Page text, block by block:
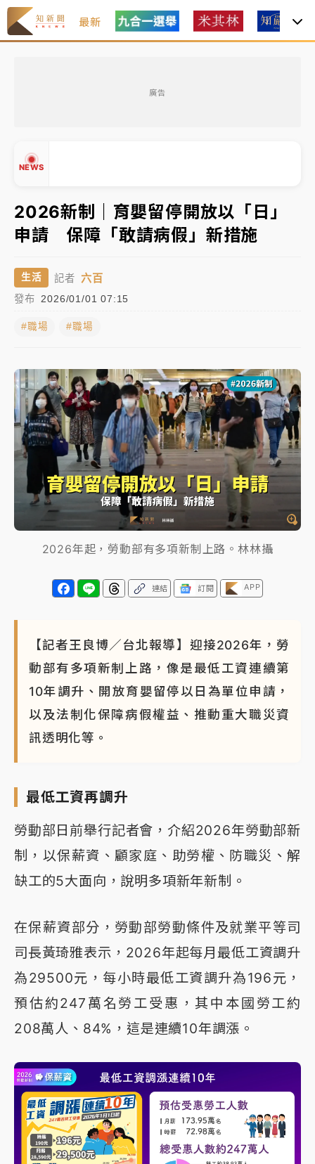
最新
廣告
NEWS
韓股最壞時期已過？大摩估去槓桿完成逾半 波動率降
至2個月低
「白海豚」雨炸新北！通報109件災情 侯友宜揭這類災
損最多
白海豚挾豪雨狂炸新北！時雨量破百毫米 水塔、雨棚
金控第2季海外曝險破31兆創高 日本年增45%居冠
韓股最壞時期已過？大摩估去槓桿完成逾半 波動率降
至2個月低
「白海豚」雨炸新北！通報109件災情 侯友宜揭這類災
損最多
白海豚挾豪雨狂炸新北！時雨量破百毫米 水塔、雨棚
砸落毀車
▲
2026新制｜育嬰留停開放以「日」
申請 保障「敢請病假」新措施
生活 記者 六百
發布 2026/01/01 07:15
#職場 #職場
2026年起，勞動部有多項新制上路。林林攝
連結 訂閱 APP
【記者王良博／台北報導】迎接2026年，勞
動部有多項新制上路，像是最低工資連續第
10年調升、開放育嬰留停以日為單位申請，
以及法制化保障病假權益、推動重大職災資
訊透明化等。
最低工資再調升
勞動部日前舉行記者會，介紹2026年勞動部新
制，以保薪資、顧家庭、助勞權、防職災、解
缺工的5大面向，說明多項新年新制。
在保薪資部分，勞動部勞動條件及就業平等司
司長黃琦雅表示，2026年起每月最低工資調升
為29500元，每小時最低工資調升為196元，
預估約247萬名勞工受惠，其中本國勞工約
208萬人、84%，這是連續10年調漲。